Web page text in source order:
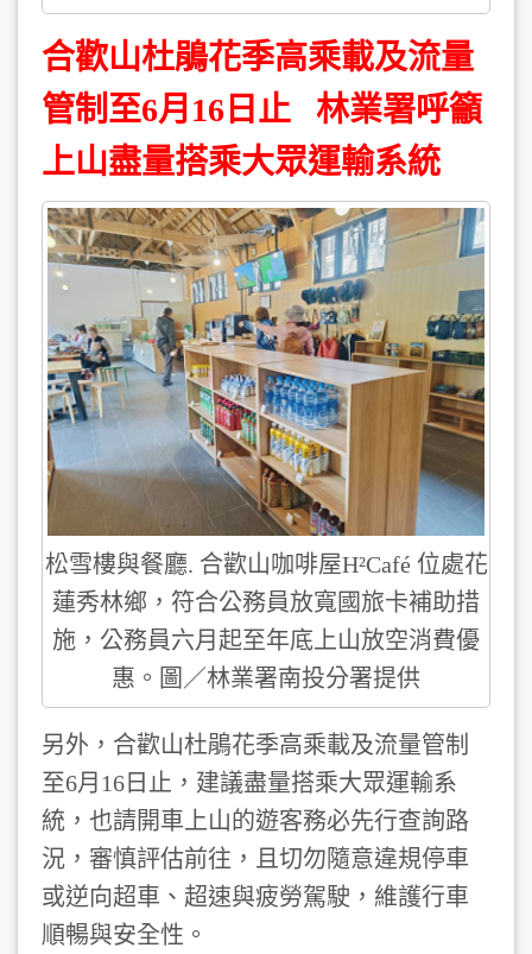
合歡山杜鵑花季高乘載及流量
管制至6月16日止 林業署呼籲
上山盡量搭乘大眾運輸系統
松雪樓與餐廳. 合歡山咖啡屋H²Café 位處花
蓮秀林鄉，符合公務員放寬國旅卡補助措
施，公務員六月起至年底上山放空消費優
惠。圖／林業署南投分署提供
另外，合歡山杜鵑花季高乘載及流量管制
至6月16日止，建議盡量搭乘大眾運輸系
統，也請開車上山的遊客務必先行查詢路
況，審慎評估前往，且切勿隨意違規停車
或逆向超車、超速與疲勞駕駛，維護行車
順暢與安全性。